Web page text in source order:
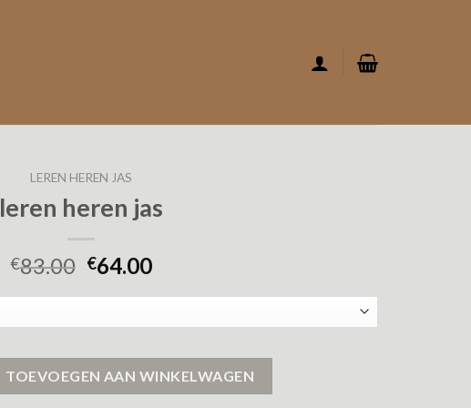
LEREN HEREN JAS
leren heren jas
€83.00 €64.00
TOEVOEGEN AAN WINKELWAGEN